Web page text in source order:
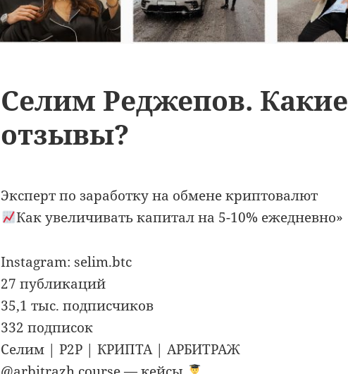
Селим Реджепов. Какие
отзывы?
Эксперт по заработку на обмене криптовалют
Как увеличивать капитал на 5-10% ежедневно»
Instagram: selim.btc
27 публикаций
35,1 тыс. подписчиков
332 подписок
Селим | P2P | КРИПТА | АРБИТРАЖ